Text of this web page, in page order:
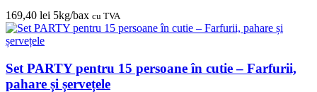
169,40 lei 5kg/bax cu TVA
Set PARTY pentru 15 persoane în cutie – Farfurii,
pahare și șervețele